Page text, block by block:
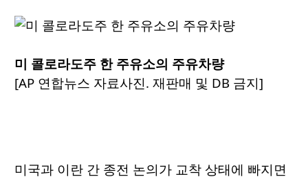
미 콜로라도주 한 주유소의 주유차량
[AP 연합뉴스 자료사진. 재판매 및 DB 금지]
미국과 이란 간 종전 논의가 교착 상태에 빠지면